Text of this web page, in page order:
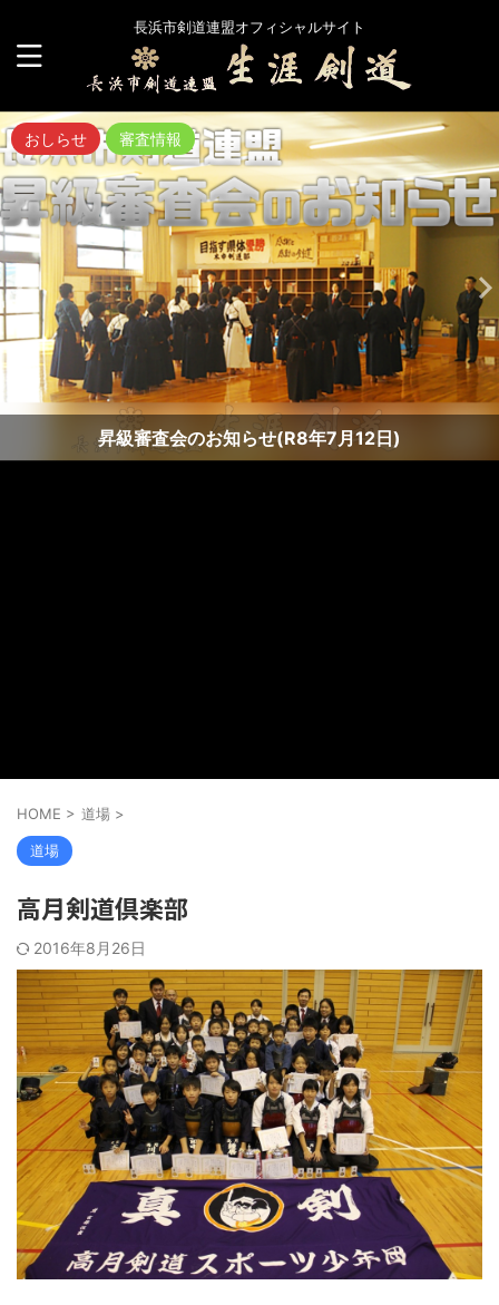
長浜市剣道連盟オフィシャルサイト
おしらせ 審査情報
昇級審査会のお知らせ(R8年7月12日)
HOME > 道場 >
道場
高月剣道倶楽部
2016年8月26日